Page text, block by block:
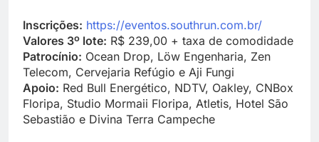
Inscrições: https://eventos.southrun.com.br/
Valores 3º lote: R$ 239,00 + taxa de comodidade
Patrocínio: Ocean Drop, Löw Engenharia, Zen
Telecom, Cervejaria Refúgio e Aji Fungi
Apoio: Red Bull Energético, NDTV, Oakley, CNBox
Floripa, Studio Mormaii Floripa, Atletis, Hotel São
Sebastião e Divina Terra Campeche